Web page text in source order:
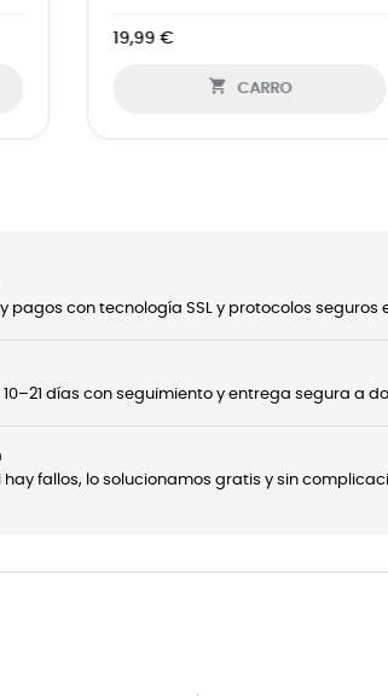
22,99 €
 CARRO
pagos con tecnología SSL y protocolos seguros
días con seguimiento y entrega segura a
hay fallos, lo solucionamos gratis y sin